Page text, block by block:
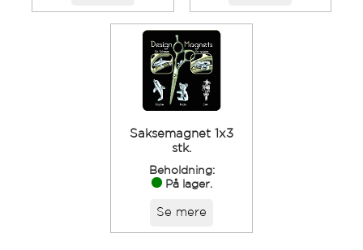
Saksemagnet 1x3
stk.
Beholdning:
På lager.
Se mere